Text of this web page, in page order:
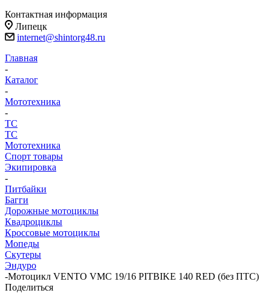
Контактная информация
Липецк
internet@shintorg48.ru
Главная
-
Каталог
-
Мототехника
-
ТС
ТС
Мототехника
Спорт товары
Экипировка
-
Питбайки
Багги
Дорожные мотоциклы
Квадроциклы
Кроссовые мотоциклы
Мопеды
Скутеры
Эндуро
-Мотоцикл VENTO VMC 19/16 PITBIKE 140 RED (без ПТС)
Поделиться